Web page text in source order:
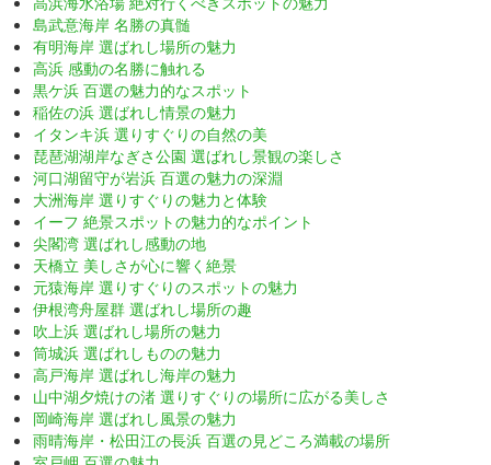
島武意海岸 名勝の真髄
有明海岸 選ばれし場所の魅力
高浜 感動の名勝に触れる
黒ケ浜 百選の魅力的なスポット
稲佐の浜 選ばれし情景の魅力
イタンキ浜 選りすぐりの自然の美
琵琶湖湖岸なぎさ公園 選ばれし景観の楽しさ
河口湖留守が岩浜 百選の魅力の深淵
大洲海岸 選りすぐりの魅力と体験
イーフ 絶景スポットの魅力的なポイント
尖閣湾 選ばれし感動の地
天橋立 美しさが心に響く絶景
元猿海岸 選りすぐりのスポットの魅力
伊根湾舟屋群 選ばれし場所の趣
吹上浜 選ばれし場所の魅力
筒城浜 選ばれしものの魅力
高戸海岸 選ばれし海岸の魅力
山中湖夕焼けの渚 選りすぐりの場所に広がる美しさ
岡崎海岸 選ばれし風景の魅力
雨晴海岸・松田江の長浜 百選の見どころ満載の場所